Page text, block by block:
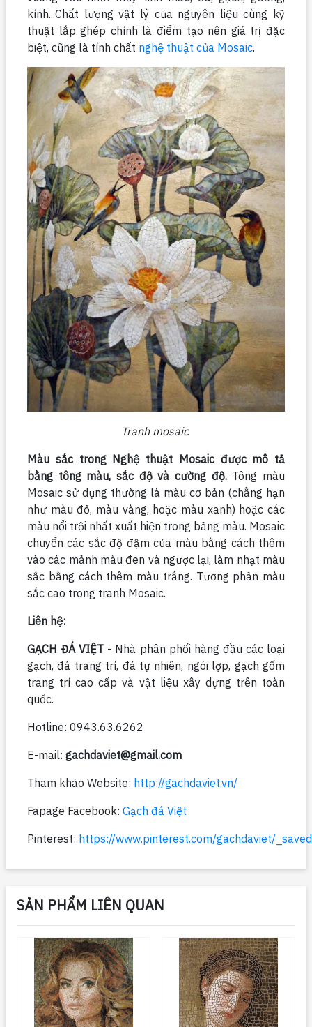
kính...Chất lượng vật lý của nguyên liệu cùng kỹ
thuật lắp ghép chính là điểm tạo nên giá trị đặc
biệt, cũng là tính chất nghệ thuật của Mosaic.
Tranh mosaic
Màu sắc trong Nghệ thuật Mosaic được mô tả
bằng tông màu, sắc độ và cường độ.Tông màu
Mosaic sử dụng thường là màu cơ bản (chẳng hạn
như màu đỏ, màu vàng, hoặc màu xanh) hoặc các
màu nổi trội nhất xuất hiện trong bảng màu. Mosaic
chuyển các sắc độ đậm của màu bằng cách thêm
vào các mảnh màu đen và ngược lại, làm nhạt màu
sắc bằng cách thêm màu trắng. Tương phản màu
sắc cao trong tranh Mosaic.
Liên hệ:
GẠCH ĐÁ VIỆT - Nhà phân phối hàng đầu các loại
gạch, đá trang trí, đá tự nhiên, ngói lợp, gạch gốm
trang trí cao cấp và vật liệu xây dựng trên toàn
quốc.
Hotline: 0943.63.6262
E-mail: gachdaviet@gmail.com
Tham khảo Website: http://gachdaviet.vn/
Fapage Facebook: Gạch đá Việt
Pinterest: https://www.pinterest.com/gachdaviet/
SẢN PHẨM LIÊN QUAN